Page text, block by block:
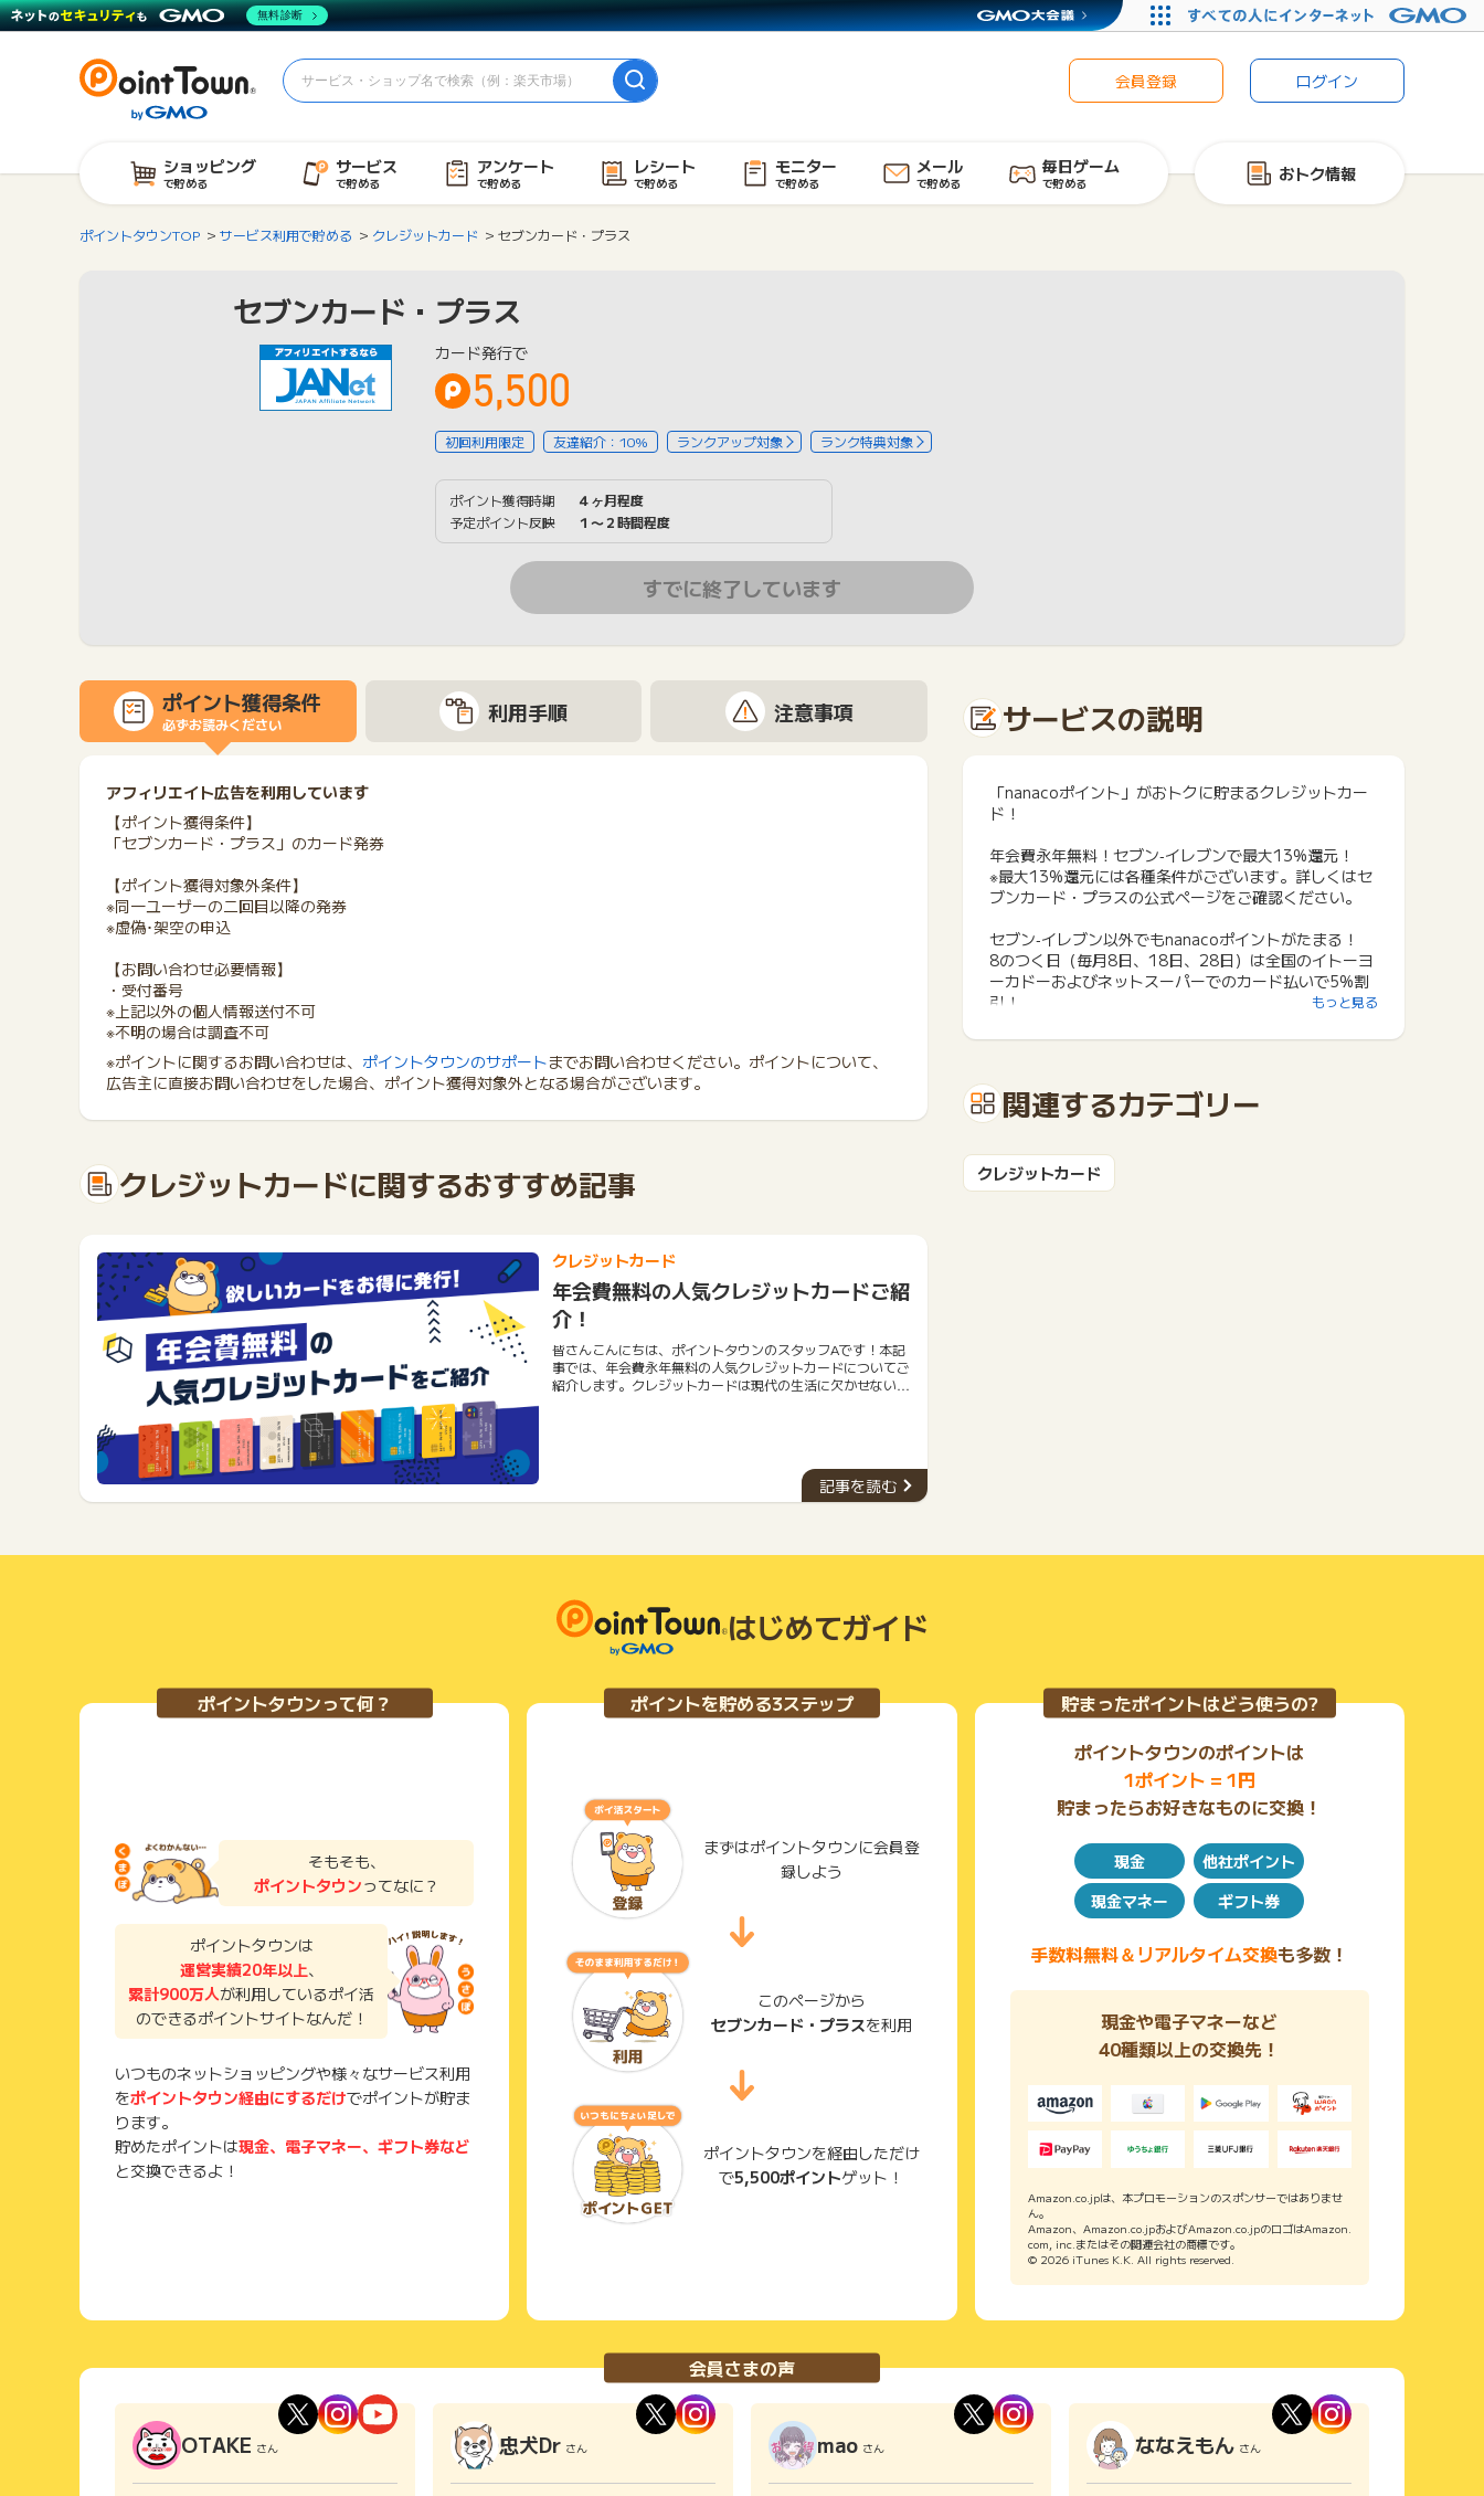
会員登録 ログイン
ショッピング
で貯める
サービス
で貯める
アンケート
で貯める
レシート
で貯める
モニター
で貯める
メール
で貯める
毎日ゲーム
で貯める おトク情報
ポイントタウンTOP サービス利用で貯める クレジットカード セブンカード・プラス
セブンカード・プラス
カード発行で
5,500
初回利用限定 友達紹介：10% ランクアップ対象 ランク特典対象
ポイント獲得時期
４ヶ月程度
予定ポイント反映
１〜２時間程度
すでに終了しています
ポイント獲得条件
必ずお読みください 利用手順 注意事項
アフィリエイト広告を利用しています
【ポイント獲得条件】
「セブンカード・プラス」のカード発券
【ポイント獲得対象外条件】
※同一ユーザーの二回目以降の発券
※虚偽･架空の申込
【お問い合わせ必要情報】
・受付番号
※上記以外の個人情報送付不可
※不明の場合は調査不可
※ポイントに関するお問い合わせは、 ポイントタウンのサポートまでお問い合わせください。ポイントについて、
広告主に直接お問い合わせをした場合、ポイント獲得対象外となる場合がございます。
クレジットカードに関するおすすめ記事
クレジットカード
年会費無料の人気クレジットカードご紹
介！
皆さんこんにちは、ポイントタウンのスタッフAです！本記
事では、年会費永年無料の人気クレジットカードについてご
紹介します。クレジットカードは現代の生活に欠かせないツ
ビスを提供しながらも、年会費を一切支払う必要がありませ
ん。ぜひ、自分に合ったカードを見つけて、お得な生活を送
りましょう。
記事を読む
サービスの説明
「nanacoポイント」がおトクに貯まるクレジットカー
ド！
年会費永年無料！セブン‐イレブンで最大13%還元！
※最大13%還元には各種条件がございます。詳しくはセ
ブンカード・プラスの公式ページをご確認ください。
セブン‐イレブン以外でもnanacoポイントがたまる！
8のつく日（毎月8日、18日、28日）は全国のイトーヨ
ーカドーおよびネットスーパーでのカード払いで5%割
引！
もっと見る
関連するカテゴリー
クレジットカード
はじめてガイド
ポイントタウンって何？
そもそも、
ポイントタウンってなに？
ポイントタウンは
運営実績20年以上、
累計900万人が利用しているポイ活
のできるポイントサイトなんだ！
いつものネットショッピングや様々なサービス利用
をポイントタウン経由にするだけでポイントが貯ま
ります。
貯めたポイントは現金、電子マネー、ギフト券など
と交換できるよ！
ポイントを貯める3ステップ
まずはポイントタウンに会員登
録しよう
このページから
セブンカード・プラスを利用
ポイントタウンを経由しただけ
で5,500ポイントゲット！
貯まったポイントはどう使うの?
ポイントタウンのポイントは
1ポイント = 1円
貯まったらお好きなものに交換！
現金
他社ポイント
現金マネー
ギフト券
手数料無料＆リアルタイム交換も多数！
現金や電子マネーなど
40種類以上の交換先！
Amazon.co.jpは、本プロモーションのスポンサーではありませ
ん。
Amazon、Amazon.co.jpおよびAmazon.co.jpのロゴはAmazon.
com, inc.またはその関連会社の商標です。
© 2026 iTunes K.K. All rights reserved.
会員さまの声
OTAKE さん 忠犬Dr さん mao さん ななえもん さん
無料診断